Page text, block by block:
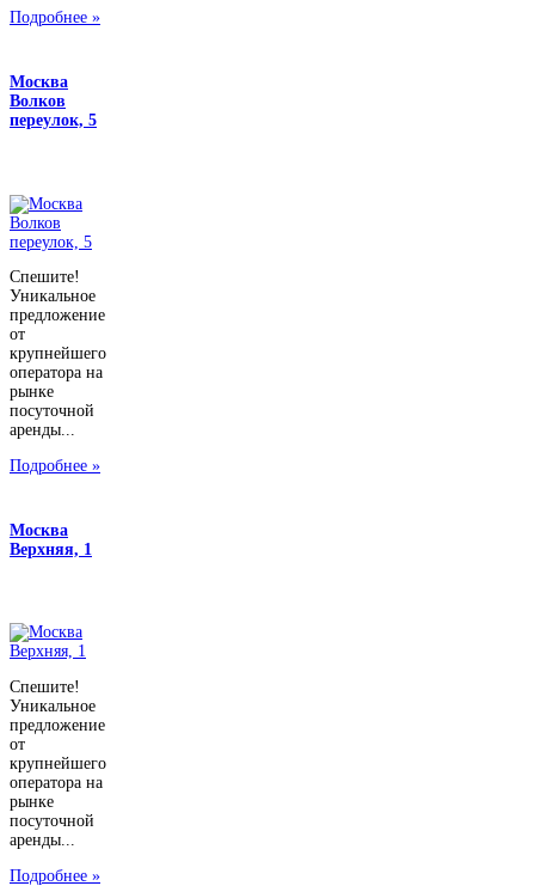
Подробнее »
Москва
Волков
переулок, 5
Спешите!
Уникальное
предложение
от
крупнейшего
оператора на
рынке
посуточной
аренды...
Подробнее »
Москва
Верхняя, 1
Спешите!
Уникальное
предложение
от
крупнейшего
оператора на
рынке
посуточной
аренды...
Подробнее »